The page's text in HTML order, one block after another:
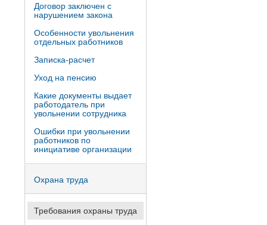
Договор заключен с
нарушением закона
Особенности увольнения
отдельных работников
Записка-расчет
Уход на пенсию
Какие документы выдает
работодатель при
увольнении сотрудника
Ошибки при увольнении
работников по
инициативе организации
Охрана труда
Требования охраны труда